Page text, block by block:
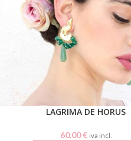
LAGRIMA DE HORUS
60.00€ iva incl.